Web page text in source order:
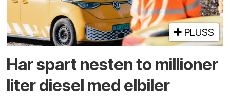
PLUSS
Har spart nesten to millioner
liter diesel med elbiler